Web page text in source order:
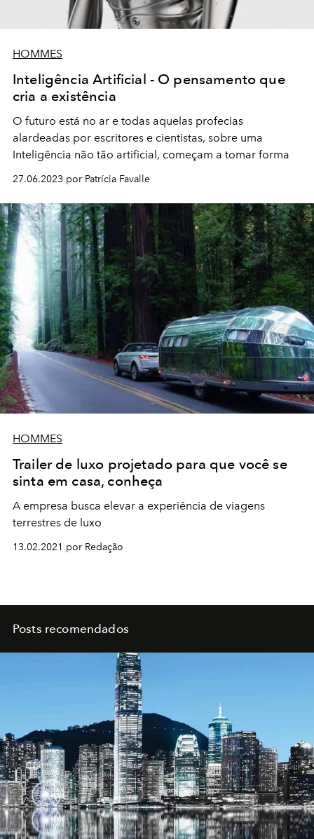
HOMMES
Inteligência Artificial - O pensamento que
cria a existência
O futuro está no ar e todas aquelas profecias
alardeadas por escritores e cientistas, sobre uma
Inteligência não tão artificial, começam a tomar forma
27.06.2023 por Patrícia Favalle
HOMMES
Trailer de luxo projetado para que você se
sinta em casa, conheça
A empresa busca elevar a experiência de viagens
terrestres de luxo
13.02.2021 por Redação
Posts recomendados